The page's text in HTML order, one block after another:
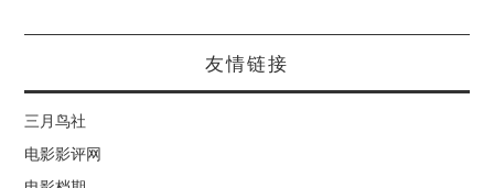
友情链接
三月鸟社
电影影评网